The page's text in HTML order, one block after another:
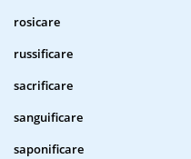
rosicare
russificare
sacrificare
sanguificare
saponificare